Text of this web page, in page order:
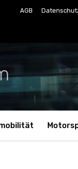
AGB